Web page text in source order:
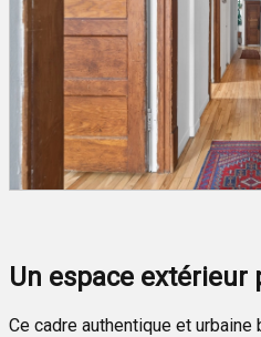
Un espace extérieur
Ce cadre authentique et